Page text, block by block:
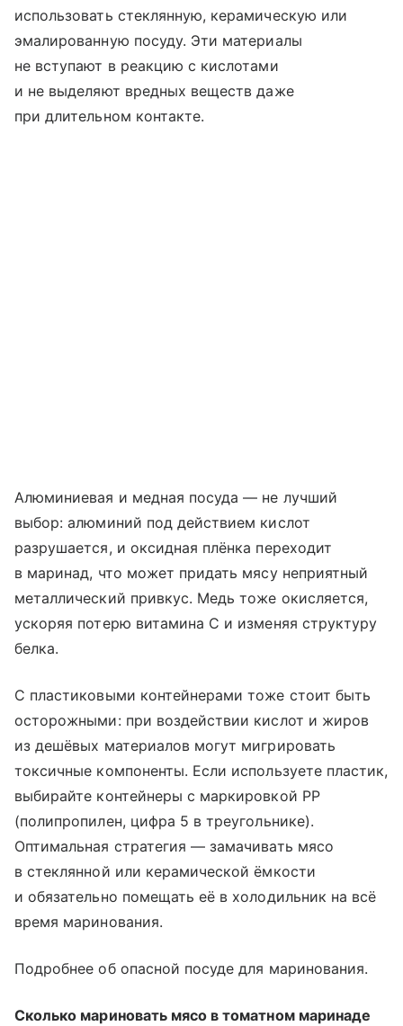
использовать стеклянную, керамическую или
эмалированную посуду. Эти материалы
не вступают в реакцию с кислотами
и не выделяют вредных веществ даже
при длительном контакте.
Алюминиевая и медная посуда — не лучший
выбор: алюминий под действием кислот
разрушается, и оксидная плёнка переходит
в маринад, что может придать мясу неприятный
металлический привкус. Медь тоже окисляется,
ускоряя потерю витамина С и изменяя структуру
белка.
С пластиковыми контейнерами тоже стоит быть
осторожными: при воздействии кислот и жиров
из дешёвых материалов могут мигрировать
токсичные компоненты. Если используете пластик,
выбирайте контейнеры с маркировкой PP
(полипропилен, цифра 5 в треугольнике).
Оптимальная стратегия — замачивать мясо
в стеклянной или керамической ёмкости
и обязательно помещать её в холодильник на всё
время маринования.
Подробнее об опасной посуде для маринования.
Сколько мариновать мясо в томатном маринаде